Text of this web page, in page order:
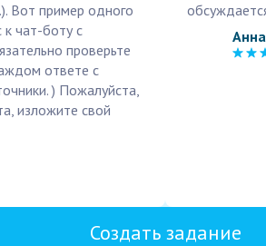
Вот пример одного
чат-боту с
проверьте
ответе с
) Пожалуйста,
изложите свой
Создать задание